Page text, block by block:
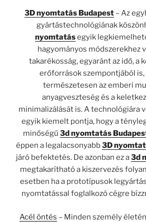
3D nyomtatás Budapest – Az
gyártástechnológiának
nyomtatásegyik
hagyományos módszerekhez
takarékosság, egyaránt az idő, a
erőforrások szempontjából
természetesen az emberi
anyagveszteség és a
minimalizálását is. A technológiára
egyik kiemelt pontja, hogy a
minőségű 3d nyomtatás
éppen a legalacsonyabb3D
járó befektetés. De azonban ez a3d
megtakarítható a kiszervezés
esetben ha a prototípusok
nyomtatással foglalkozó cégre
Acél öntés – Minden személy